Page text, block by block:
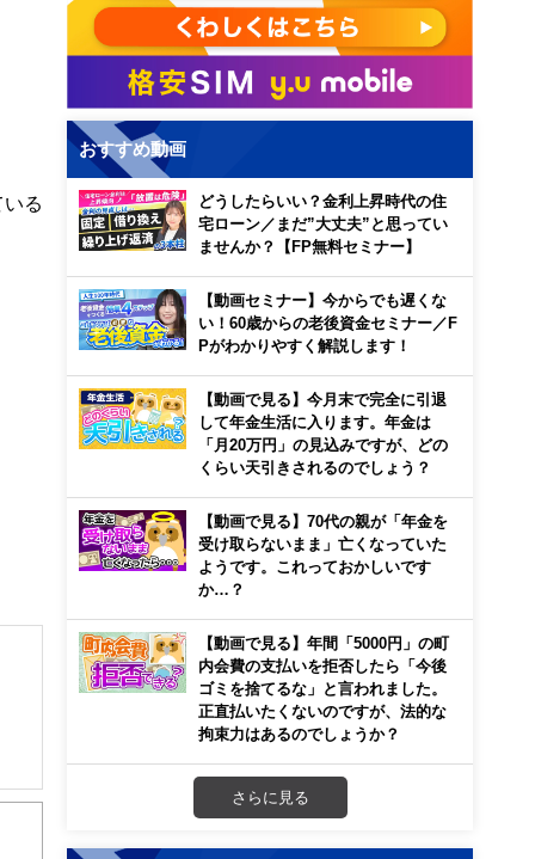
る
おすすめ動画
どうしたらいい？金利上昇時代の住
宅ローン／まだ”大丈夫”と思ってい
ませんか？【FP無料セミナー】
【動画セミナー】今からでも遅くな
い！60歳からの老後資金セミナー／F
Pがわかりやすく解説します！
【動画で見る】今月末で完全に引退
して年金生活に入ります。年金は
「月20万円」の見込みですが、どの
くらい天引きされるのでしょう？
【動画で見る】70代の親が「年金を
受け取らないまま」亡くなっていた
ようです。これっておかしいです
か…？
【動画で見る】年間「5000円」の町
内会費の支払いを拒否したら「今後
ゴミを捨てるな」と言われました。
正直払いたくないのですが、法的な
拘束力はあるのでしょうか？
さらに見る